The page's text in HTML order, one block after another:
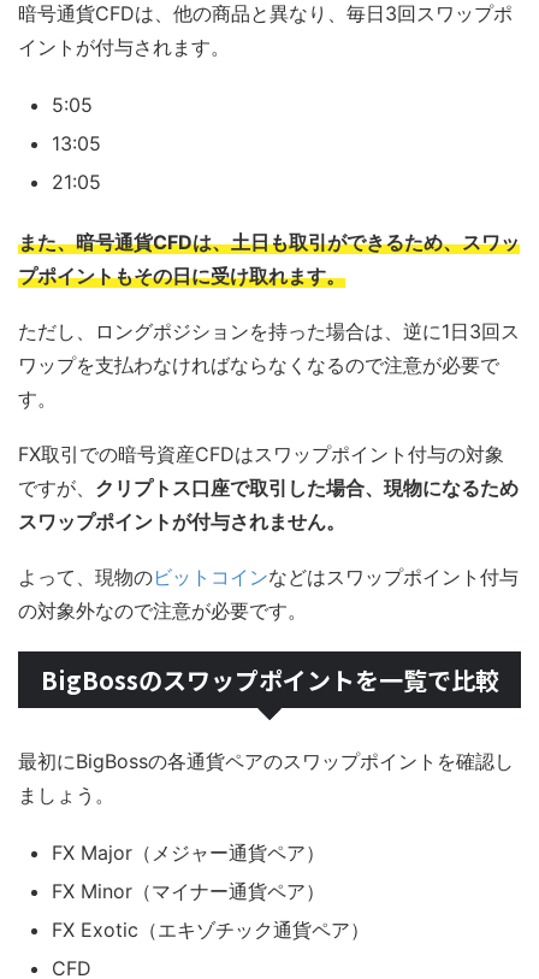
暗号通貨CFDは、他の商品と異なり、毎日3回スワップポ
イントが付与されます。
5:05
13:05
21:05
また、暗号通貨CFDは、土日も取引ができるため、スワッ
プポイントもその日に受け取れます。
ただし、ロングポジションを持った場合は、逆に1日3回ス
ワップを支払わなければならなくなるので注意が必要で
す。
FX取引での暗号資産CFDはスワップポイント付与の対象
ですが、 クリプトス口座で取引した場合、現物になるため
スワップポイントが付与されません。
よって、現物のビットコインなどはスワップポイント付与
の対象外なので注意が必要です。
BigBossのスワップポイントを一覧で比較
最初にBigBossの各通貨ペアのスワップポイントを確認し
ましょう。
FX Major（メジャー通貨ペア）
FX Minor（マイナー通貨ペア）
FX Exotic（エキゾチック通貨ペア）
CFD